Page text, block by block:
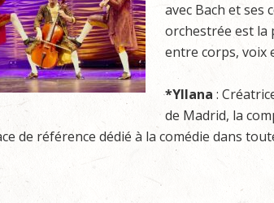
avec Bach et ses
orchestrée est la
entre corps, voix
*Yllana :
de Madrid, la
de référence dédié à la comédie dans